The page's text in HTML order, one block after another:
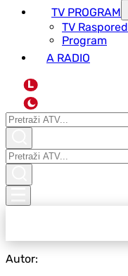
TV PROGRAM
ТV Raspored
Program
A RADIO
L
Autor: